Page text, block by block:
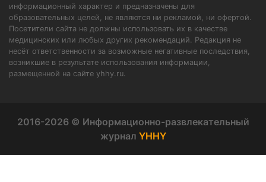
информационный характер и предназначены для
образовательных целей, не являются ни рекламой, ни офертой.
Посетители сайта не должны использовать их в качестве
медицинских или любых других рекомендаций. Редакция не
несёт ответственности за возможные негативные последствия,
возникшие в результате использования информации,
размещенной на сайте yhhy.ru.
2016-2026 © Информационно-развлекательный
журнал YHHY